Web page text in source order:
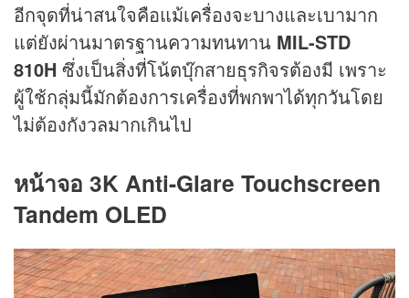
อีกจุดที่น่าสนใจคือแม้เครื่องจะบางและเบามาก
แต่ยังผ่านมาตรฐานความทนทาน MIL-STD
810H ซึ่งเป็นสิ่งที่โน้ตบุ๊กสายธุรกิจรต้องมี เพราะ
ผู้ใช้กลุ่มนี้มักต้องการเครื่องที่พกพาได้ทุกวันโดย
ไม่ต้องกังวลมากเกินไป
หน้าจอ 3KAnti-Glare Touchscreen
Tandem OLED